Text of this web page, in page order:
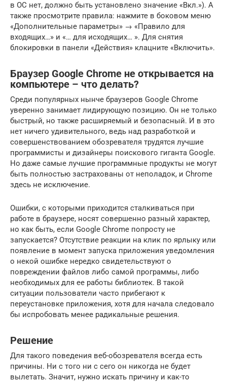
в ОС нет, должно быть установлено значение «Вкл.»). А
также просмотрите правила: нажмите в боковом меню
«Дополнительные параметры» → «Правило для
входящих…» и «… для исходящих… ». Для снятия
блокировки в панели «Действия» клацните «Включить».
Браузер Google Chrome не открывается на
компьютере – что делать?
Среди популярных нынче браузеров Google Chrome
уверенно занимает лидирующую позицию. Он не только
быстрый, но также расширяемый и безопасный. И в это
нет ничего удивительного, ведь над разработкой и
совершенствованием обозревателя трудятся лучшие
программисты и дизайнеры поискового гиганта Google.
Но даже самые лучшие программные продукты не могут
быть полностью застрахованы от неполадок, и Chrome
здесь не исключение.
Ошибки, с которыми приходится сталкиваться при
работе в браузере, носят совершенно разный характер,
но как быть, если Google Chrome попросту не
запускается? Отсутствие реакции на клик по ярлыку или
появление в момент запуска приложения уведомления
о некой ошибке нередко свидетельствуют о
повреждении файлов либо самой программы, либо
необходимых для ее работы библиотек. В такой
ситуации пользователи часто прибегают к
переустановке приложения, хотя для начала следовало
бы испробовать менее радикальные решения.
Решение
Для такого поведения веб-обозревателя всегда есть
причины. Ни с того ни с сего он никогда не будет
вылетать. Значит, нужно искать причину и как-то